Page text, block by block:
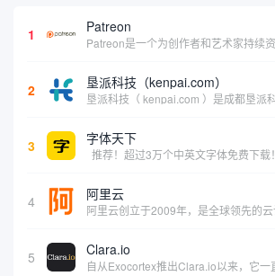
1 Patreon
2 垦派科技（kenpai.com）
3 字体天下
推荐！超过3万个中英文字体免费下载！
4 阿里云
5 Clara.io